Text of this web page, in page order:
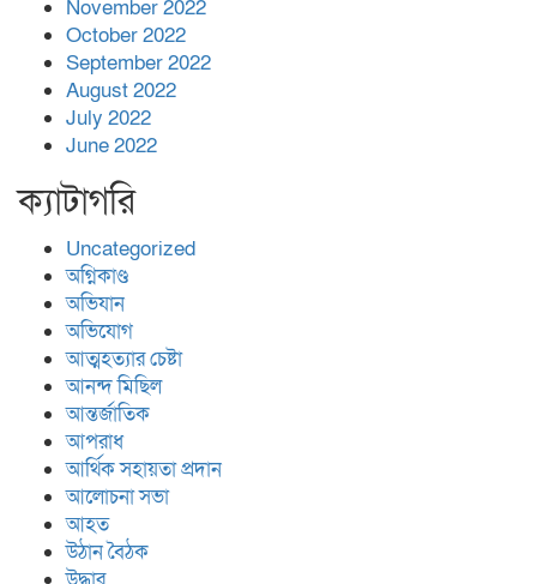
November 2022
October 2022
September 2022
August 2022
July 2022
June 2022
ক্যাটাগরি
Uncategorized
অগ্নিকাণ্ড
অভিযান
অভিযোগ
আত্মহত্যার চেষ্টা
আনন্দ মিছিল
আন্তর্জাতিক
আপরাধ
আর্থিক সহায়তা প্রদান
আলোচনা সভা
আহত
উঠান বৈঠক